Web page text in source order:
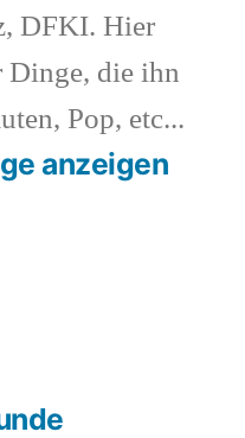
DFKI. Hier
Dinge, die ihn
Pop, etc...
anzeigen